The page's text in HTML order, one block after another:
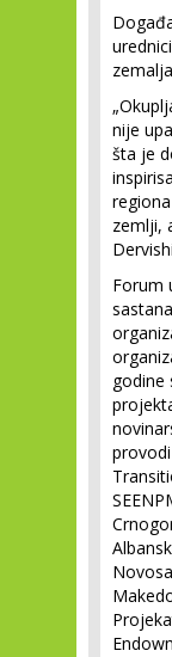
nije
šta je
zemlji,
Forum
godine